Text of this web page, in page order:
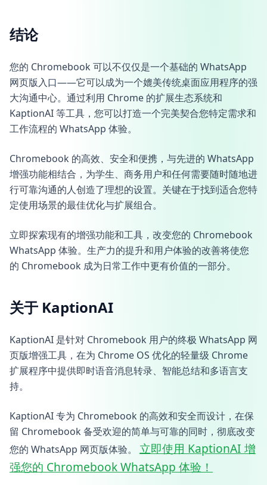
结论
您的 Chromebook 可以不仅仅是一个基础的 WhatsApp
网页版入口——它可以成为一个媲美传统桌面应用程序的强
大沟通中心。通过利用 Chrome 的扩展生态系统和
KaptionAI 等工具，您可以打造一个完美契合您特定需求和
工作流程的 WhatsApp 体验。
Chromebook 的高效、安全和便携，与先进的 WhatsApp
增强功能相结合，为学生、商务用户和任何需要随时随地进
行可靠沟通的人创造了理想的设置。关键在于找到适合您特
定使用场景的最佳优化与扩展组合。
立即探索现有的增强功能和工具，改变您的 Chromebook
WhatsApp 体验。生产力的提升和用户体验的改善将使您
的 Chromebook 成为日常工作中更有价值的一部分。
关于 KaptionAI
KaptionAI 是针对 Chromebook 用户的终极 WhatsApp 网
页版增强工具，在为 Chrome OS 优化的轻量级 Chrome
扩展程序中提供即时语音消息转录、智能总结和多语言支
持。
KaptionAI 专为 Chromebook 的高效和安全而设计，在保
留 Chromebook 备受欢迎的简单与可靠的同时，彻底改变
您的 WhatsApp 网页版体验。 立即使用 KaptionAI 增
强您的 Chromebook WhatsApp 体验！